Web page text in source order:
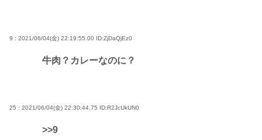
9 : 2021/06/04(金) 22:19:55.00 ID:ZjDaQjEz0
牛肉？カレーなのに？
25 : 2021/06/04(金) 22:30:44.75 ID:R2JcUkUN0
>>9